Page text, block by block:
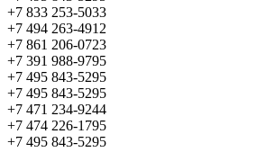
+7 833 253-5033
+7 494 263-4912
+7 861 206-0723
+7 391 988-9795
+7 495 843-5295
+7 495 843-5295
+7 471 234-9244
+7 474 226-1795
+7 495 843-5295